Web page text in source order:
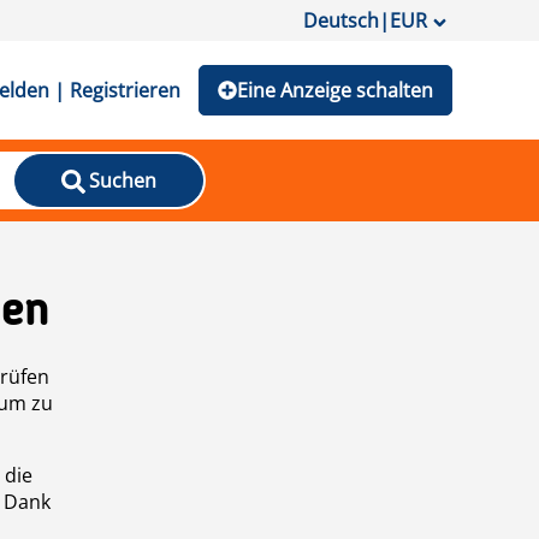
Deutsch|EUR
| Registrieren Eine Anzeige schalten
Suchen
zu
die